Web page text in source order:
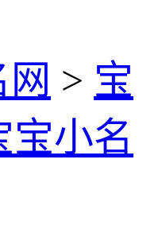
> 宝
宝小名